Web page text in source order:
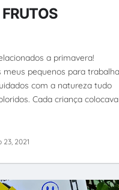
a primavera!
meus pequenos para
com a natureza tudo
Cada criança colocava
2021